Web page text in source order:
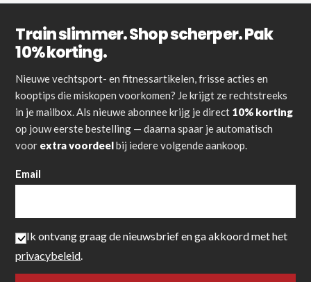
Train slimmer. Shop scherper. Pak
10% korting.
Nieuwe vechtsport- en fitnessartikelen, frisse acties en
kooptips die miskopen voorkomen? Je krijgt ze rechtstreeks
in je mailbox. Als nieuwe abonnee krijg je direct 10% korting
op jouw eerste bestelling — daarna spaar je automatisch
voor extra voordeelbij iedere volgende aankoop.
Email
Ik ontvang graag de nieuwsbrief en ga akkoord met het
privacybeleid.